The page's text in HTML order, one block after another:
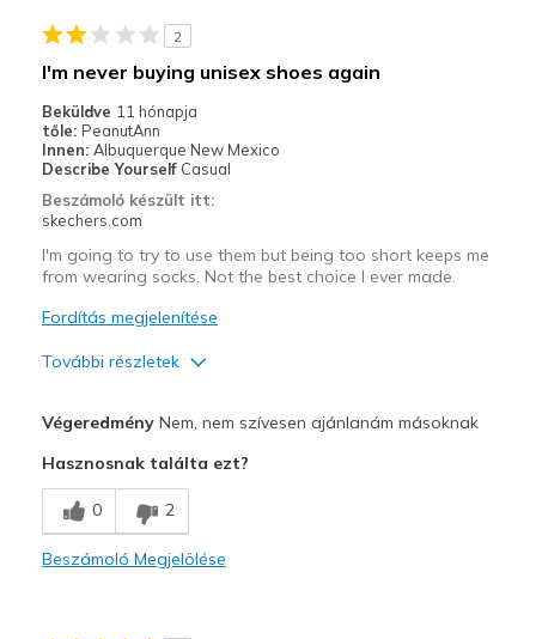
Feels too narrow
Sizing
Feels true to size
View On Shoes
Shoes are for Wearing
2
I'm never buying unisex shoes again
Beküldve 11 hónapja
tőle: PeanutAnn
Innen: Albuquerque New Mexico
Describe Yourself Casual
Beszámoló készült itt:
skechers.com
I'm going to try to use them but being too short keeps me
from wearing socks. Not the best choice I ever made.
Fordítás megjelenítése
További részletek
Kontra
Need Break In
VégeredményNem, nem szívesen ajánlanám másoknak
Hasznosnak találta ezt?
0 2
Beszámoló Megjelölése